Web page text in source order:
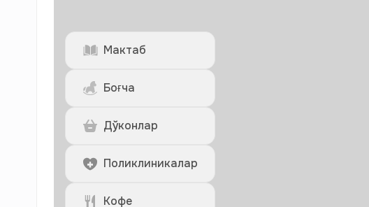
Мактаб
Боғча
Дўконлар
Поликлиникалар
Кофе